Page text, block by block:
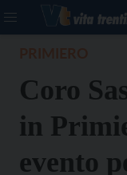
Coro
in
evento